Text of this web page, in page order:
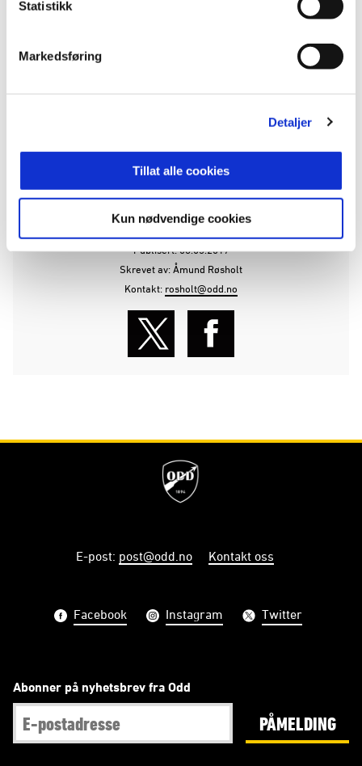
Statistikk
Markedsføring
Detaljer
Tillat alle cookies
Kun nødvendige cookies
ANNONSE FRA OBOS-LIGAEN:
Publisert: 08.03.2017
Skrevet av: Åmund Røsholt
Kontakt: rosholt@odd.no
E-post: post@odd.no Kontakt oss
Facebook Instagram Twitter
Abonner på nyhetsbrev fra Odd
PÅMELDING